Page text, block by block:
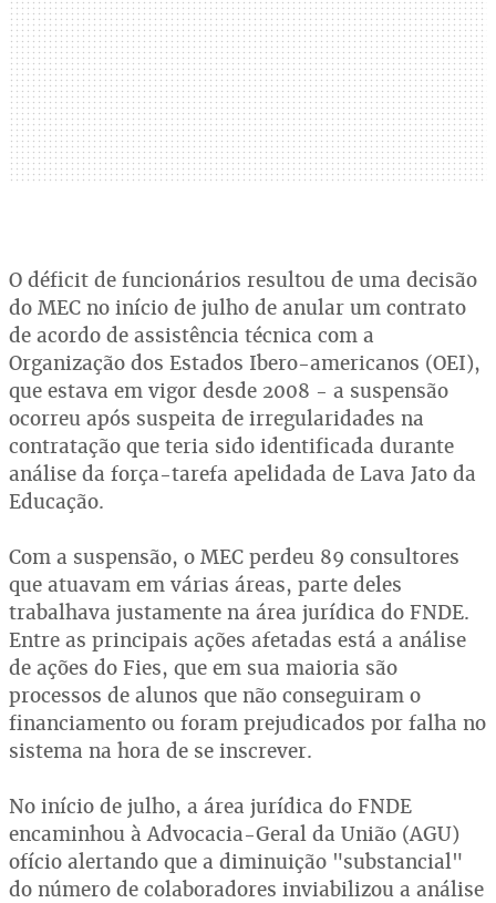
O déficit de funcionários resultou de uma decisão
do MEC no início de julho de anular um contrato
de acordo de assistência técnica com a
Organização dos Estados Ibero-americanos (OEI),
que estava em vigor desde 2008 - a suspensão
ocorreu após suspeita de irregularidades na
contratação que teria sido identificada durante
análise da força-tarefa apelidada de Lava Jato da
Educação.
Com a suspensão, o MEC perdeu 89 consultores
que atuavam em várias áreas, parte deles
trabalhava justamente na área jurídica do FNDE.
Entre as principais ações afetadas está a análise
de ações do Fies, que em sua maioria são
processos de alunos que não conseguiram o
financiamento ou foram prejudicados por falha no
sistema na hora de se inscrever.
No início de julho, a área jurídica do FNDE
encaminhou à Advocacia-Geral da União (AGU)
ofício alertando que a diminuição "substancial"
do número de colaboradores inviabilizou a análise